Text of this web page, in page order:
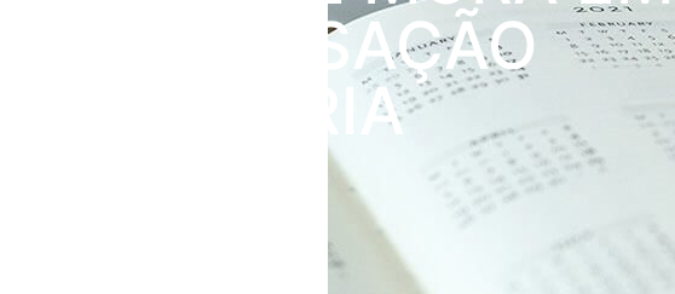
COMPENSAÇÃO
TRIBUTÁRIA